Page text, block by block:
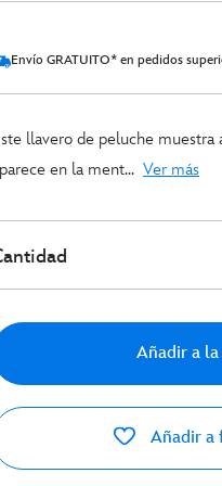
Envío GRATUITO* en pedidos
llavero de peluche muestra
en la ment... Ver más
Añadir a la
Añadir a